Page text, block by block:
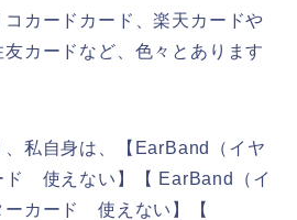
カードカード、楽天カードや
カードなど、色々とあります
私自身は、【EarBand（イヤ
使えない】【 EarBand（イ
カード 使えない】【